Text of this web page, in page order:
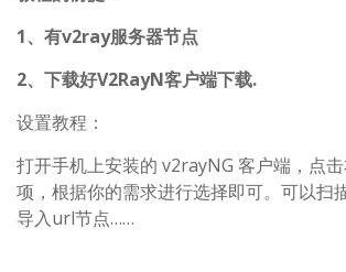
1、有v2ray服务器节点
2、下载好V2RayN客户端下载.
设置教程：
打开手机上安装的 v2rayNG 客户端，点
项，根据你的需求进行选择即可。可以扫
导入url节点……